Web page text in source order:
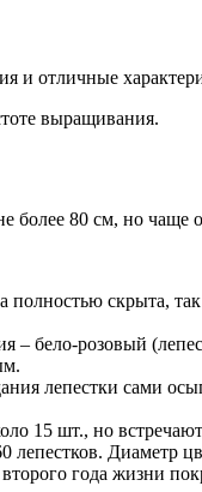
и отличные
выращивания.
80 см, но чаще
скрыта,
– бело-розовый
лепестки сами
15 шт., но
Диаметр
года жизни